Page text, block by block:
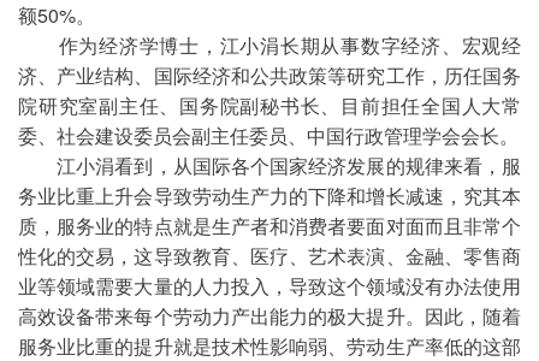
额50%。
作为经济学博士，江小涓长期从事数字经济、宏观经
济、产业结构、国际经济和公共政策等研究工作，历任国务
院研究室副主任、国务院副秘书长、目前担任全国人大常
委、社会建设委员会副主任委员、中国行政管理学会会长。
江小涓看到，从国际各个国家经济发展的规律来看，服
务业比重上升会导致劳动生产力的下降和增长减速，究其本
质，服务业的特点就是生产者和消费者要面对面而且非常个
性化的交易，这导致教育、医疗、艺术表演、金融、零售商
业等领域需要大量的人力投入，导致这个领域没有办法使用
高效设备带来每个劳动力产出能力的极大提升。因此，随着
服务业比重的提升就是技术性影响弱、劳动生产率低的这部